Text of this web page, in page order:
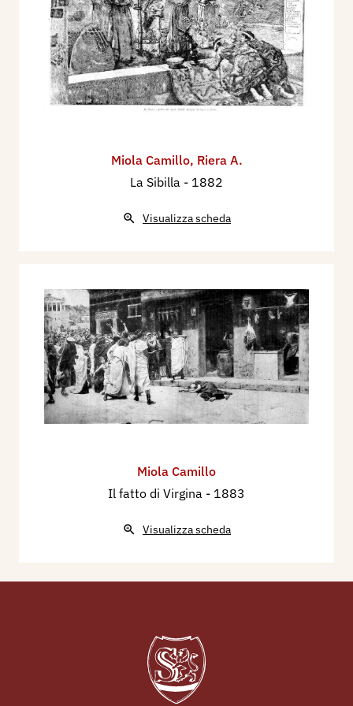
Miola Camillo, Riera A.
La Sibilla - 1882
Visualizza scheda
Miola Camillo
Il fatto di Virgina - 1883
Visualizza scheda